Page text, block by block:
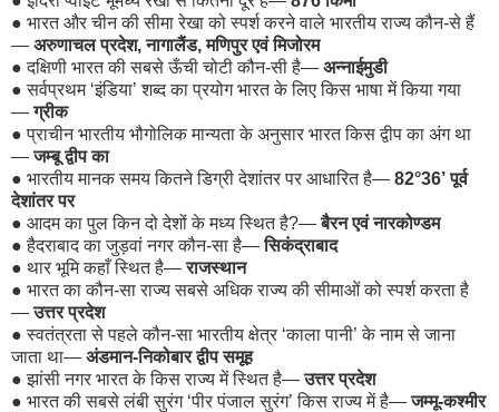
● भारत और चीन की सीमा रेखा को स्पर्श करने वाले भारतीय राज्य कौन-से हैं
— अरुणाचल प्रदेश, नागालैंड, मणिपुर एवं मिजोरम
●दक्षिणी भारत की सबसे ऊँची चोटी कौन-सी है— अन्नाईमुडी
●सर्वप्रथम ‘इंडिया’ शब्द का प्रयोग भारत के लिए किस भाषा में किया गया
—ग्रीक
●प्राचीन भारतीय भौगोलिक मान्यता के अनुसार भारत किस द्वीप का अंग था
—जम्बू द्वीप का
● भारतीय मानक समय कितने डिग्री देशांतर पर आधारित है— 82°36’ पूर्व
देशांतर पर
● आदम का पुल किन दो देशों के मध्य स्थित है?—बैरन एवं नारकोण्डम
●हैदराबाद का जुड़वां नगर कौन-सा है—सिकंद्राबाद
● थार भूमि कहाँ स्थित है—राजस्थान
● भारत का कौन-सा राज्य सबसे अधिक राज्य की सीमाओं को स्पर्श करता है
—उत्तर प्रदेश
●स्वतंत्रता से पहले कौन-सा भारतीय क्षेत्र ‘काला पानी’ के नाम से जाना
जाता था— अंडमान-निकोबार द्वीप समूह
●झांसी नगर भारत के किस राज्य में स्थित है—उत्तर प्रदेश
● भारत की सबसे लंबी सुरंग ‘पीर पंजाल सुरंग’ किस राज्य में है—जम्मू-कश्मीर